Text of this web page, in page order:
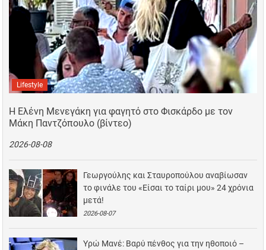
Lifestyle
Η Ελένη Μενεγάκη για φαγητό στο Φισκάρδο με τον
Μάκη Παντζόπουλο (βίντεο)
2026-08-08
Γεωργούλης και Σταυροπούλου αναβίωσαν
το φινάλε του «Είσαι το ταίρι μου» 24 χρόνια
μετά!
2026-08-07
Υρώ Μανέ: Βαρύ πένθος για την ηθοποιό –